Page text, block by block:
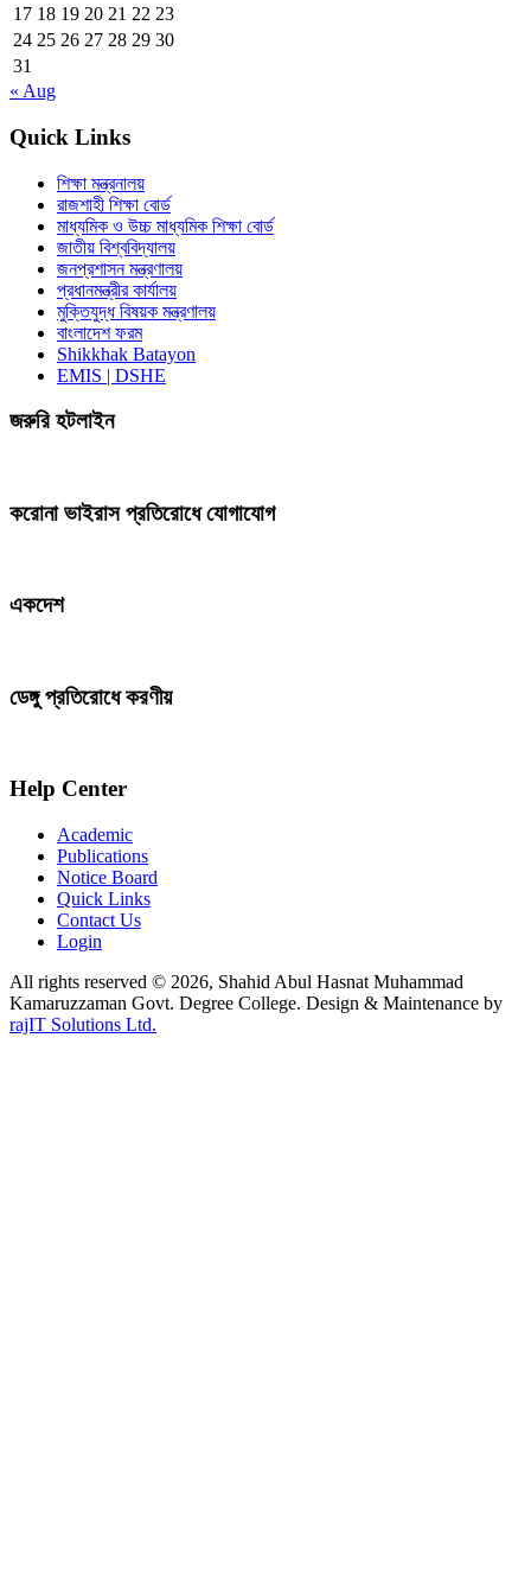
17 18 19 20 21 22 23
24 25 26 27 28 29 30
31
« Aug
Quick Links
শিক্ষা মন্ত্রনালয়
রাজশাহী শিক্ষা বোর্ড
মাধ্যমিক ও উচ্চ মাধ্যমিক শিক্ষা বোর্ড
জাতীয় বিশ্ববিদ্যালয়
জনপ্রশাসন মন্ত্রণালয়
প্রধানমন্ত্রীর কার্যালয়
মুক্তিযুদ্ধ বিষয়ক মন্ত্রণালয়
বাংলাদেশ ফরম
Shikkhak Batayon
EMIS | DSHE
জরুরি হটলাইন
করোনা ভাইরাস প্রতিরোধে যোগাযোগ
একদেশ
ডেঙ্গু প্রতিরোধে করণীয়
Help Center
Academic
Publications
Notice Board
Quick Links
Contact Us
Login
All rights reserved © 2026, Shahid Abul Hasnat Muhammad
Kamaruzzaman Govt. Degree College. Design & Maintenance by
rajIT Solutions Ltd.